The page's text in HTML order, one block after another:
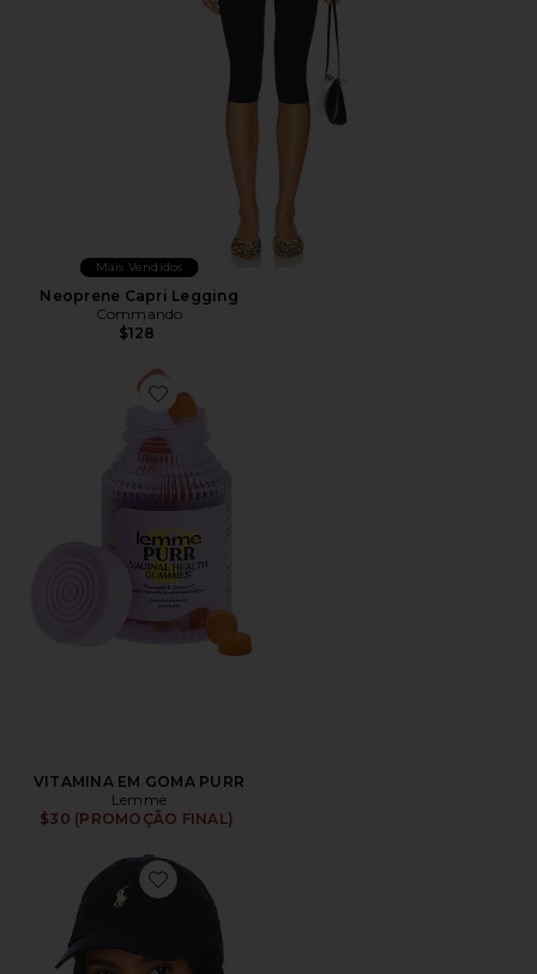
Mais Vendidos
Neoprene Capri Legging
Commando
$128
Favorite VITAMINA EM GOMA PURR
VITAMINA EM GOMA PURR
Lemme
$30 (PROMOÇÃO FINAL)
Favorite Chino Cap